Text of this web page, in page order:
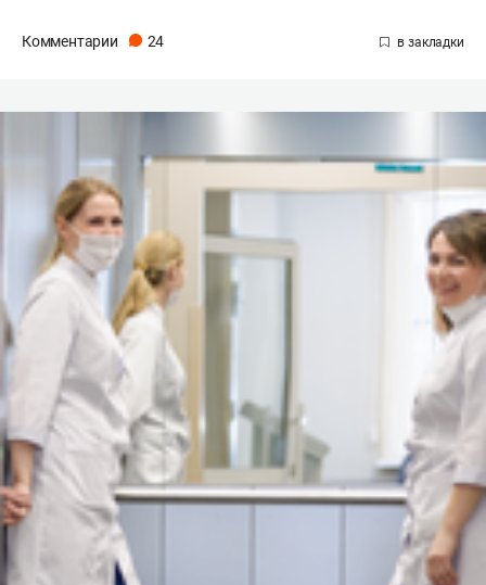
Комментарии 24